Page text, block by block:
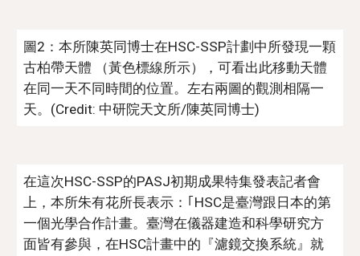
圖2：本所陳英同博士在HSC-SSP計劃中所發現一顆
古柏帶天體 （黃色標線所示），可看出此移動天體
在同一天不同時間的位置。左右兩圖的觀測相隔一
天。(Credit: 中研院天文所/陳英同博士)
在這次HSC-SSP的PASJ初期成果特集發表記者會
上，本所朱有花所長表示：｢HSC是臺灣跟日本的第
一個光學合作計畫。臺灣在儀器建造和科學研究方
面皆有參與，在HSC計畫中的『濾鏡交換系統』就